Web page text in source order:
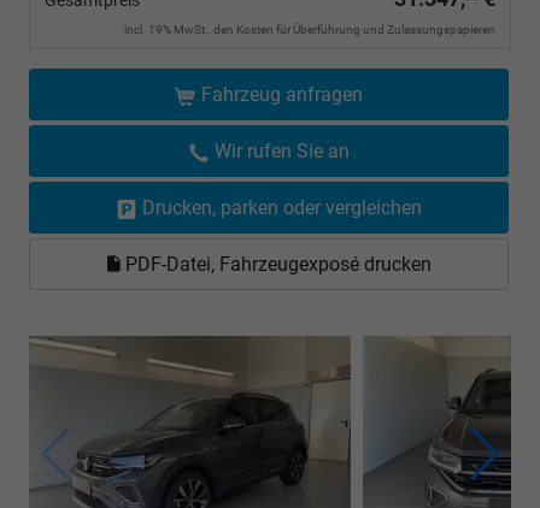
incl. 19% MwSt., den Kosten für Überführung und Zulassungspapieren
Fahrzeug anfragen
Wir rufen Sie an
Drucken, parken oder vergleichen
PDF-Datei, Fahrzeugexposé drucken